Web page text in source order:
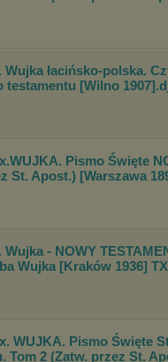
Wujka łacińsko-polska.
testamentu [Wilno 1907]
Pismo Święte
St. Apost.) [Warszawa
Wujka - NOWY
Wujka [Kraków 1936]
WUJKA. Pismo Święte
Tom 2 (Zatw. przez St.